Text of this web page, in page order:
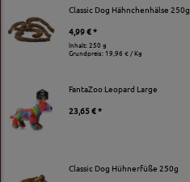
Classic Dog Hähnchenhälse 250g
4,99 € *
Inhalt: 250 g
Grundpreis:19,96 € / Kg
FantaZoo Leopard Large
23,65 € *
Classic Dog Hühnerfüße 250g